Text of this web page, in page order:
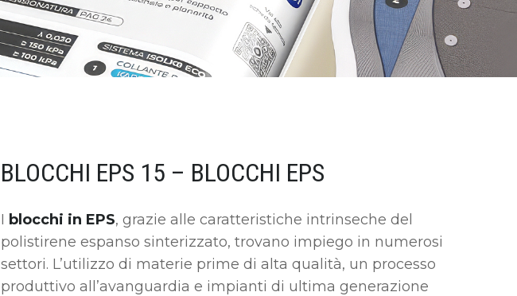
BLOCCHI EPS 15 – BLOCCHI EPS
I blocchi in EPS, grazie alle caratteristiche intrinseche del
polistirene espanso sinterizzato, trovano impiego in numerosi
settori. L’utilizzo di materie prime di alta qualità, un processo
produttivo all’avanguardia e impianti di ultima generazione